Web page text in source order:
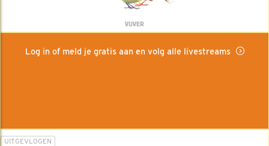
VIJVER
Log in of meld je gratis aan en volg alle livestreams
UITGEVLOGEN